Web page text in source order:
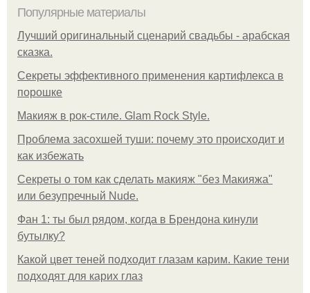
Популярные материалы
Лучший оригинальный сценарий свадьбы - арабская
сказка.
Секреты эффективного применения картифлекса в
порошке
Макияж в рок-стиле. Glam Rock Style.
Проблема засохшей туши: почему это происходит и
как избежать
Секреты о том как сделать макияж "без Макияжа"
или безупречный Nude.
Фан 1: ты был рядом, когда в Брендона кинули
бутылку?
Какой цвет теней подходит глазам карим. Какие тени
подходят для карих глаз